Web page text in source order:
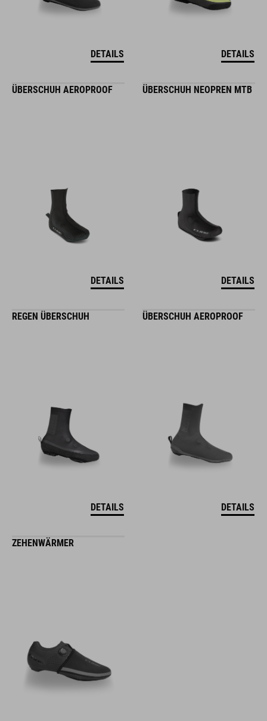
DETAILS DETAILS
ÜBERSCHUH AEROPROOF
DETAILS
ÜBERSCHUH NEOPREN MTB
DETAILS
REGEN ÜBERSCHUH
DETAILS
ÜBERSCHUH AEROPROOF
DETAILS
ZEHENWÄRMER